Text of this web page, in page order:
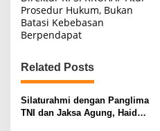
o
s
n
a
v
Prosedur Hukum, Bukan
Batasi Kebebasan
Berpendapat
Related Posts
Silaturahmi dengan Panglima
TNI dan Jaksa Agung, Haidar